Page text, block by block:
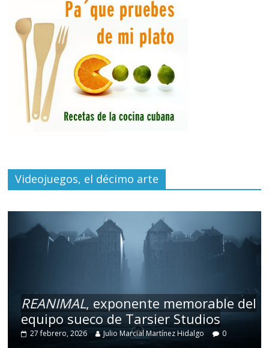
Videojuegos, el décimo arte
REANIMAL, exponente memorable del
equipo sueco de Tarsier Studios
27 febrero, 2026 Julio Marcial Martínez Hidalgo 0